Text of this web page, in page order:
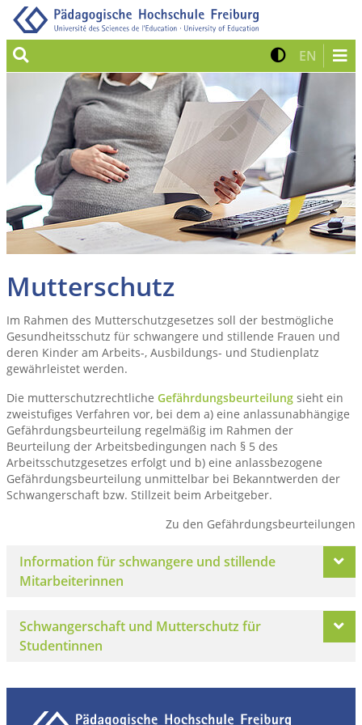
Suche Kontrast
EN Zur
Mutterschutz
Im Rahmen des Mutterschutzgesetzes soll der bestmögliche
Gesundheitsschutz für schwangere und stillende Frauen und
deren Kinder am Arbeits-, Ausbildungs- und Studienplatz
gewährleistet werden.
Die mutterschutzrechtliche Gefährdungsbeurteilung sieht ein
zweistufiges Verfahren vor, bei dem a) eine anlassunabhängige
Gefährdungsbeurteilung regelmäßig im Rahmen der
Beurteilung der Arbeitsbedingungen nach § 5 des
Arbeitsschutzgesetzes erfolgt und b) eine anlassbezogene
Gefährdungsbeurteilung unmittelbar bei Bekanntwerden der
Schwangerschaft bzw. Stillzeit beim Arbeitgeber.
Zu den Gefährdungsbeurteilungen
Information für schwangere und stillende
Mitarbeiterinnen
Schwangerschaft und Mutterschutz für
Studentinnen